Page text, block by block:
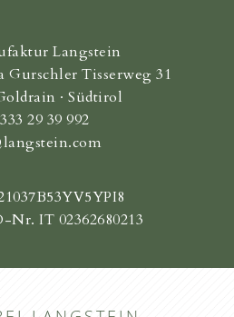
Langstein
Gurschler Tisserweg 31
· Südtirol
29 39 992
IT 02362680213